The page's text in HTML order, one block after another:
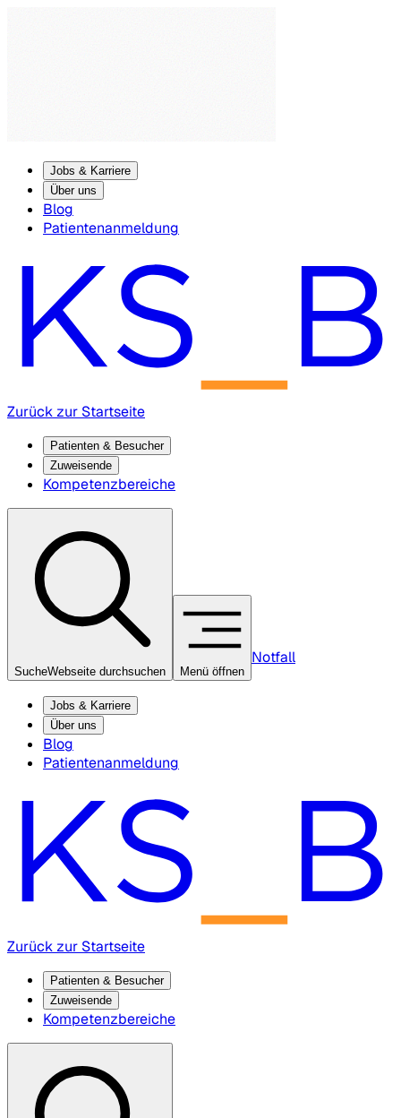
Jobs & Karriere
Über uns
Blog
Patientenanmeldung
Zurück zur Startseite
Patienten & Besucher
Zuweisende
Kompetenzbereiche
SucheWebseite durchsuchen Menü öffnen
Notfall
Jobs & Karriere
Über uns
Blog
Patientenanmeldung
Zurück zur Startseite
Patienten & Besucher
Zuweisende
Kompetenzbereiche